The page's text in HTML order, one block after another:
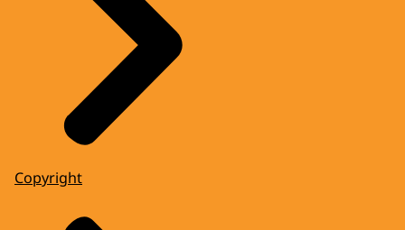
Copyright